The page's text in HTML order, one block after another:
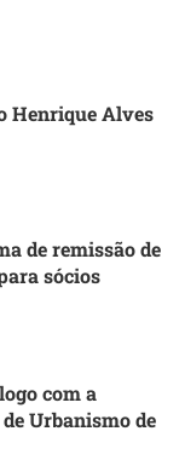
Henrique Alves
de remissão de
sócios
com a
Urbanismo de